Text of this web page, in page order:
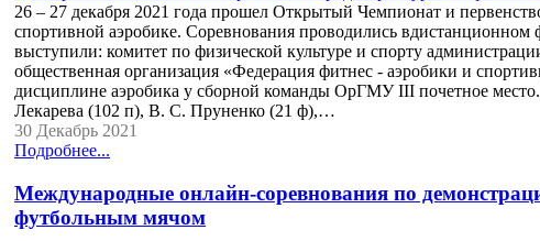
26 – 27 декабря 2021 года прошел Открытый Чемпионат и
спортивной аэробике. Соревнования проводились вдистанционном
выступили: комитет по физической культуре и спорту
общественная организация «Федерация фитнес - аэробики и
дисциплине аэробика у сборной команды ОрГМУ III почетное
Лекарева (102 п), В. С. Пруненко (21 ф),…
30 Декабрь 2021
Подробнее...
Международные онлайн-соревнования по
футбольным мячом